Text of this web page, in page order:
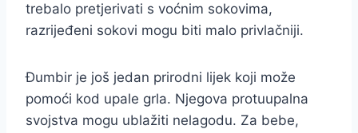
trebalo pretjerivati s voćnim sokovima,
razrijeđeni sokovi mogu biti malo privlačniji.
Đumbir je još jedan prirodni lijek koji može
pomoći kod upale grla. Njegova protuupalna
svojstva mogu ublažiti nelagodu. Za bebe,